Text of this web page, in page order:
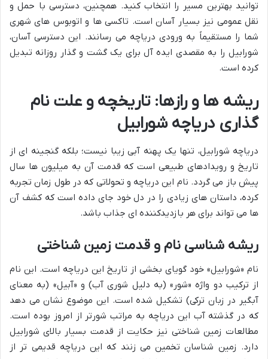
توانید بهترین مسیر را انتخاب کنید. همچنین، دسترسی با حمل و
نقل عمومی نیز بسیار آسان است. تاکسی ها و اتوبوس های شهری
شما را مستقیماً به ورودی دریاچه می رسانند. این دسترسی آسان،
شورابیل را به مقصدی ایده آل برای یک گشت و گذار روزانه تبدیل
کرده است.
ریشه ها و رازها: تاریخچه و علت نام
گذاری دریاچه شورابیل
دریاچه شورابیل، تنها یک پهنه آبی زیبا نیست؛ بلکه گنجینه ای از
تاریخ و رویدادهای طبیعی است که قدمت آن به میلیون ها سال
پیش باز می گردد. نام این دریاچه و تحولاتی که در طول زمان تجربه
کرده، داستان های زیادی را در دل خود جای داده است که کشف آن
ها می تواند برای هر بازدیدکننده ای جذاب باشد.
ریشه شناسی نام و قدمت زمین شناختی
نام «شورابیل» خود گویای بخشی از تاریخ این دریاچه است. این نام
از ترکیب دو واژه «شور» (به دلیل شوری آب) و «آبیل» (به معنای
آبگیر در زبان ترکی) تشکیل شده است. این موضوع نشان می دهد
که در گذشته آب این دریاچه به مراتب شورتر از امروز بوده است.
مطالعات زمین شناختی نیز حکایت از قدمت بسیار بالای شورابیل
دارد. زمین شناسان تخمین می زنند که این دریاچه قدیمی تر از